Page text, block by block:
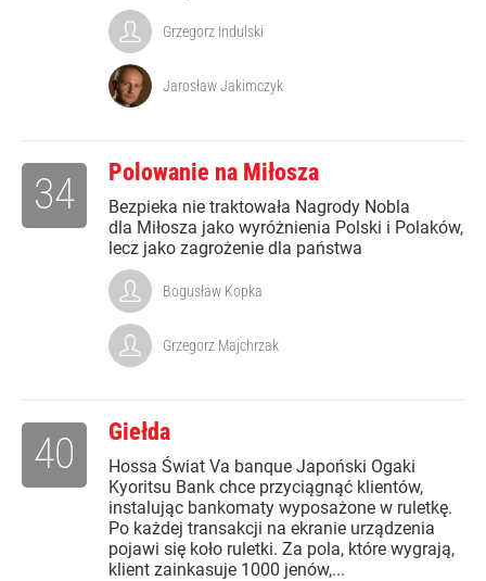
Grzegorz Indulski
Jarosław Jakimczyk
Polowanie na Miłosza
Bezpieka nie traktowała Nagrody Nobla
dla Miłosza jako wyróżnienia Polski i Polaków,
lecz jako zagrożenie dla państwa
34
Bogusław Kopka
Grzegorz Majchrzak
Giełda
Hossa Świat Va banque Japoński Ogaki
Kyoritsu Bank chce przyciągnąć klientów,
instalując bankomaty wyposażone w ruletkę.
Po każdej transakcji na ekranie urządzenia
pojawi się koło ruletki. Za pola, które wygrają,
klient zainkasuje 1000 jenów,...
40